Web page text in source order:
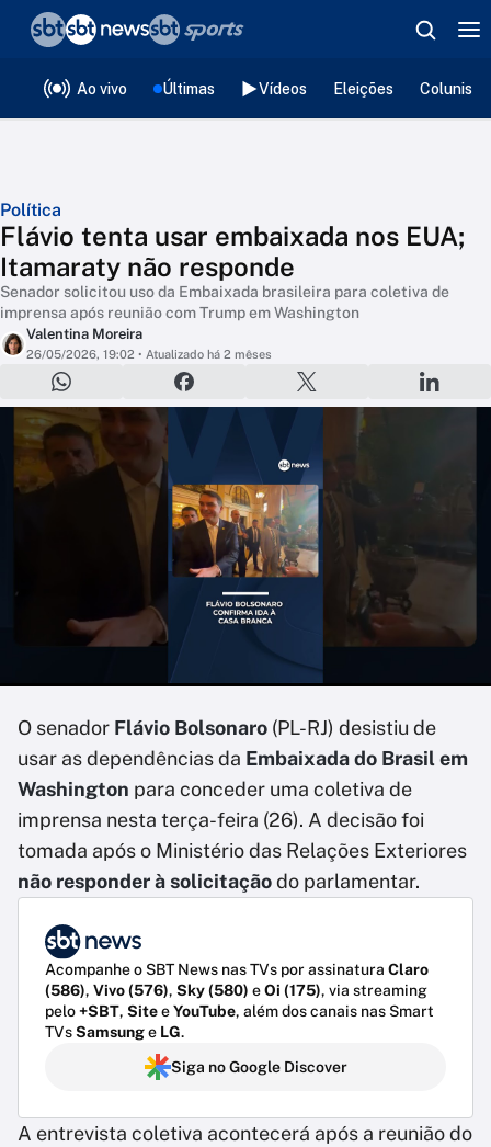
Ao vivo Últimas Vídeos Eleições
Política
Flávio tenta usar embaixada nos EUA;
Itamaraty não responde
Senador solicitou uso da Embaixada brasileira para coletiva de
imprensa após reunião com Trump em Washington
Valentina Moreira
26/05/2026, 19:02 • Atualizado há 2 mêses
O senador Flávio Bolsonaro (PL-RJ) desistiu de
usar as dependências da Embaixada do Brasil em
Washington para conceder uma coletiva de
imprensa nesta terça-feira (26). A decisão foi
tomada após o Ministério das Relações Exteriores
não responder à solicitaçãodo parlamentar.
Acompanhe o SBT News nas TVs por assinatura Claro
(586), Vivo (576), Sky (580) eOi (175), via streaming
pelo+SBT, SiteeYouTube, além dos canais nas Smart
TVsSamsunge LG.
Siga no Google Discover
A entrevista coletiva acontecerá após a reunião do
❮voltar
Editorias